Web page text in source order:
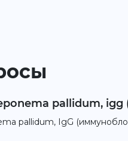
pallidum,
pallidum, IgG